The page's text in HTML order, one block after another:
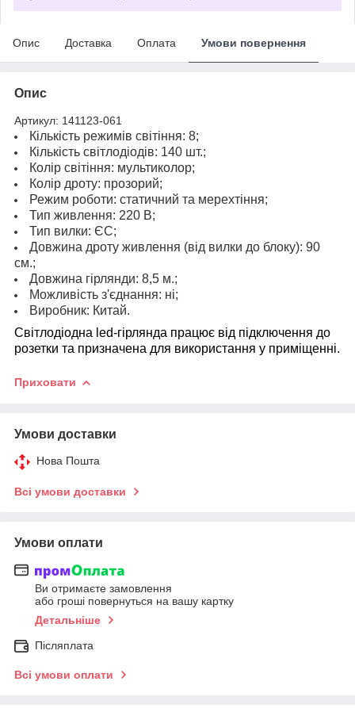
Опис Доставка Оплата Умови повернення
Опис
Артикул: 141123-061
Кількість режимів світіння: 8;
Кількість світлодіодів: 140 шт.;
Колір світіння: мультиколор;
Колір дроту: прозорий;
Режим роботи: статичний та мерехтіння;
Тип живлення: 220 В;
Тип вилки: ЄС;
Довжина дроту живлення (від вилки до блоку): 90
см.;
Довжина гірлянди: 8,5 м.;
Можливість з'єднання: ні;
Виробник: Китай.
Світлодіодна led-гірлянда працює від підключення до
розетки та призначена для використання у приміщенні.
Приховати
Умови доставки
Нова Пошта
Всі умови доставки
Умови оплати
Ви отримаєте замовлення
або гроші повернуться на вашу картку
Детальніше
Післяплата
Всі умови оплати